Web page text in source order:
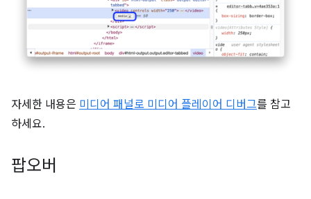
자세한 내용은 미디어 패널로 미디어 플레이어 디버그를 참고
하세요.
팝오버